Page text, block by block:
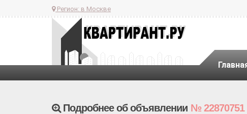
Регион: в Москве
Подробнее об объявлении № 22870751